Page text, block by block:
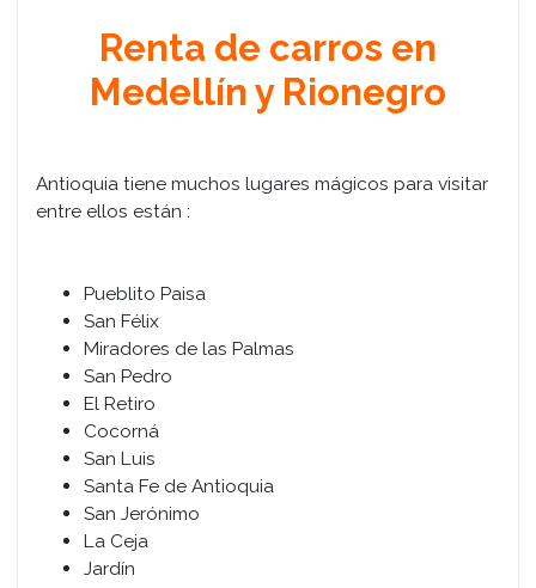
Renta de carros en
Medellín y Rionegro
Antioquia tiene muchos lugares mágicos para visitar
entre ellos están :
Pueblito Paisa
San Félix
Miradores de las Palmas
San Pedro
El Retiro
Cocorná
San Luis
Santa Fe de Antioquia
San Jerónimo
La Ceja
Jardín